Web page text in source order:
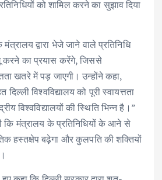
को शामिल करने का सुझाव दिया
द्वारा भेजे जाने वाले प्रतिनिधि
करने का प्रयास करेंगे, जिससे
खतरे में पड़ जाएगी। उन्होंने कहा,
विश्वविद्यालय को पूरी स्वायत्तता
विश्वविद्यालयों की स्थिति भिन्न है।”
कि मंत्रालय के प्रतिनिधियों के आने से
हस्तक्षेप बढ़ेगा और कुलपति की शक्तियों